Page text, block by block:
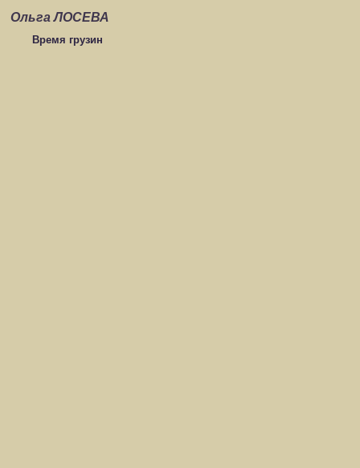
Ольга ЛОСЕВА
Время грузин